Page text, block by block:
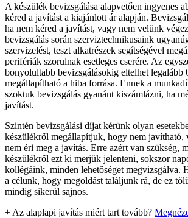
A készülék bevizsgálása alapvetően ingyenes
kéred a javítást a kiajánlott ár alapján.
ha nem kéred a javítást, vagy nem velünk
bevizsgálás során szerviztechnikusaink
szervizelést, teszt alkatrészek segítségével
perifériák szorulnak esetleges cserére. Az
bonyolultabb bevizsgálásokig eltelhet legalább
megállapítható a hiba forrása. Ennek a
szoktuk bevizsgálás gyanánt kiszámlázni, ha
javítást.
Szintén bevizsgálási díjat kérünk olyan
készülékről megállapítjuk, hogy nem javítható,
nem éri meg a javítás. Erre azért van szükség,
készülékről ezt ki merjük jelenteni, sokszor
kollégáink, minden lehetőséget megvizsgálva.
a célunk, hogy megoldást találjunk rá, de ez
mindig sikerül sajnos.
+ Az alaplapi javítás miért tart tovább?